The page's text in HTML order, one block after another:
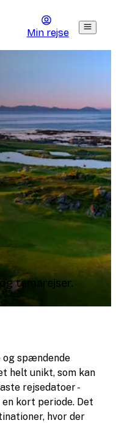
Min rejse
temarejser.
og spændende
helt unikt, som kan
rejsedatoer -
kort periode. Det
hvor der